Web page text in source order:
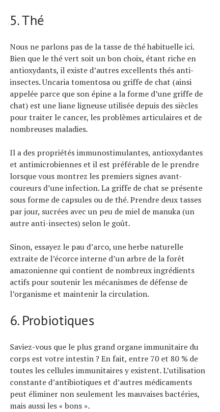
5. Thé
Nous ne parlons pas de la tasse de thé habituelle ici.
Bien que le thé vert soit un bon choix, étant riche en
antioxydants, il existe d’autres excellents thés anti-
insectes. Uncaria tomentosa ou griffe de chat (ainsi
appelée parce que son épine a la forme d’une griffe de
chat) est une liane ligneuse utilisée depuis des siècles
pour traiter le cancer, les problèmes articulaires et de
nombreuses maladies.
Il a des propriétés immunostimulantes, antioxydantes
et antimicrobiennes et il est préférable de le prendre
lorsque vous montrez les premiers signes avant-
coureurs d’une infection. La griffe de chat se présente
sous forme de capsules ou de thé. Prendre deux tasses
par jour, sucrées avec un peu de miel de manuka (un
autre anti-insectes) selon le goût.
Sinon, essayez le pau d’arco, une herbe naturelle
extraite de l’écorce interne d’un arbre de la forêt
amazonienne qui contient de nombreux ingrédients
actifs pour soutenir les mécanismes de défense de
l’organisme et maintenir la circulation.
6. Probiotiques
Saviez-vous que le plus grand organe immunitaire du
corps est votre intestin ? En fait, entre 70 et 80 % de
toutes les cellules immunitaires y existent. L’utilisation
constante d’antibiotiques et d’autres médicaments
peut éliminer non seulement les mauvaises bactéries,
mais aussi les « bons ».